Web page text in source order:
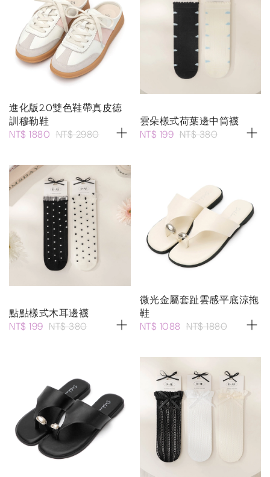
進化版2.0雙色鞋帶真皮德
訓穆勒鞋
NT$ 1880 NT$ 2980
雲朵樣式荷葉邊中筒襪
NT$ 199 NT$ 380
點點樣式木耳邊襪
NT$ 199 NT$ 380
微光金屬套趾雲感平底涼拖
鞋
NT$ 1088 NT$ 1880